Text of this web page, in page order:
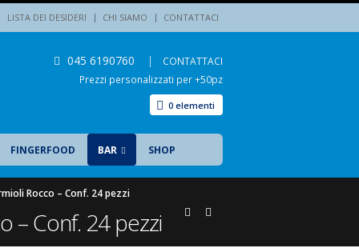
LISTA DEI DESIDERI CHI SIAMO CONTATTACI
045 6190760 | CONTATTACI
Prezzi personalizzati per +50pz
0 elementi
FINGERFOOD BAR SHOP
Rocco – Conf. 24 pezzi
– Conf. 24 pezzi